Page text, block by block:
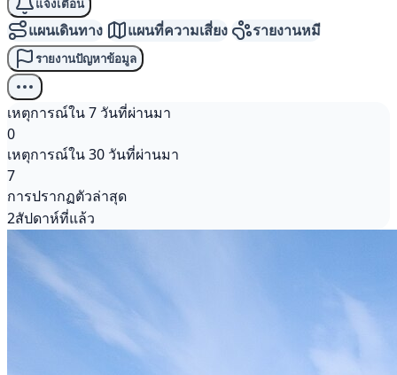
แจ้งเตือน
แผนเดินทาง แผนที่ความเสี่ยง รายงานหมี
รายงานปัญหาข้อมูล
เหตุการณ์ใน 7 วันที่ผ่านมา
0
เหตุการณ์ใน 30 วันที่ผ่านมา
7
การปรากฏตัวล่าสุด
2สัปดาห์ที่แล้ว